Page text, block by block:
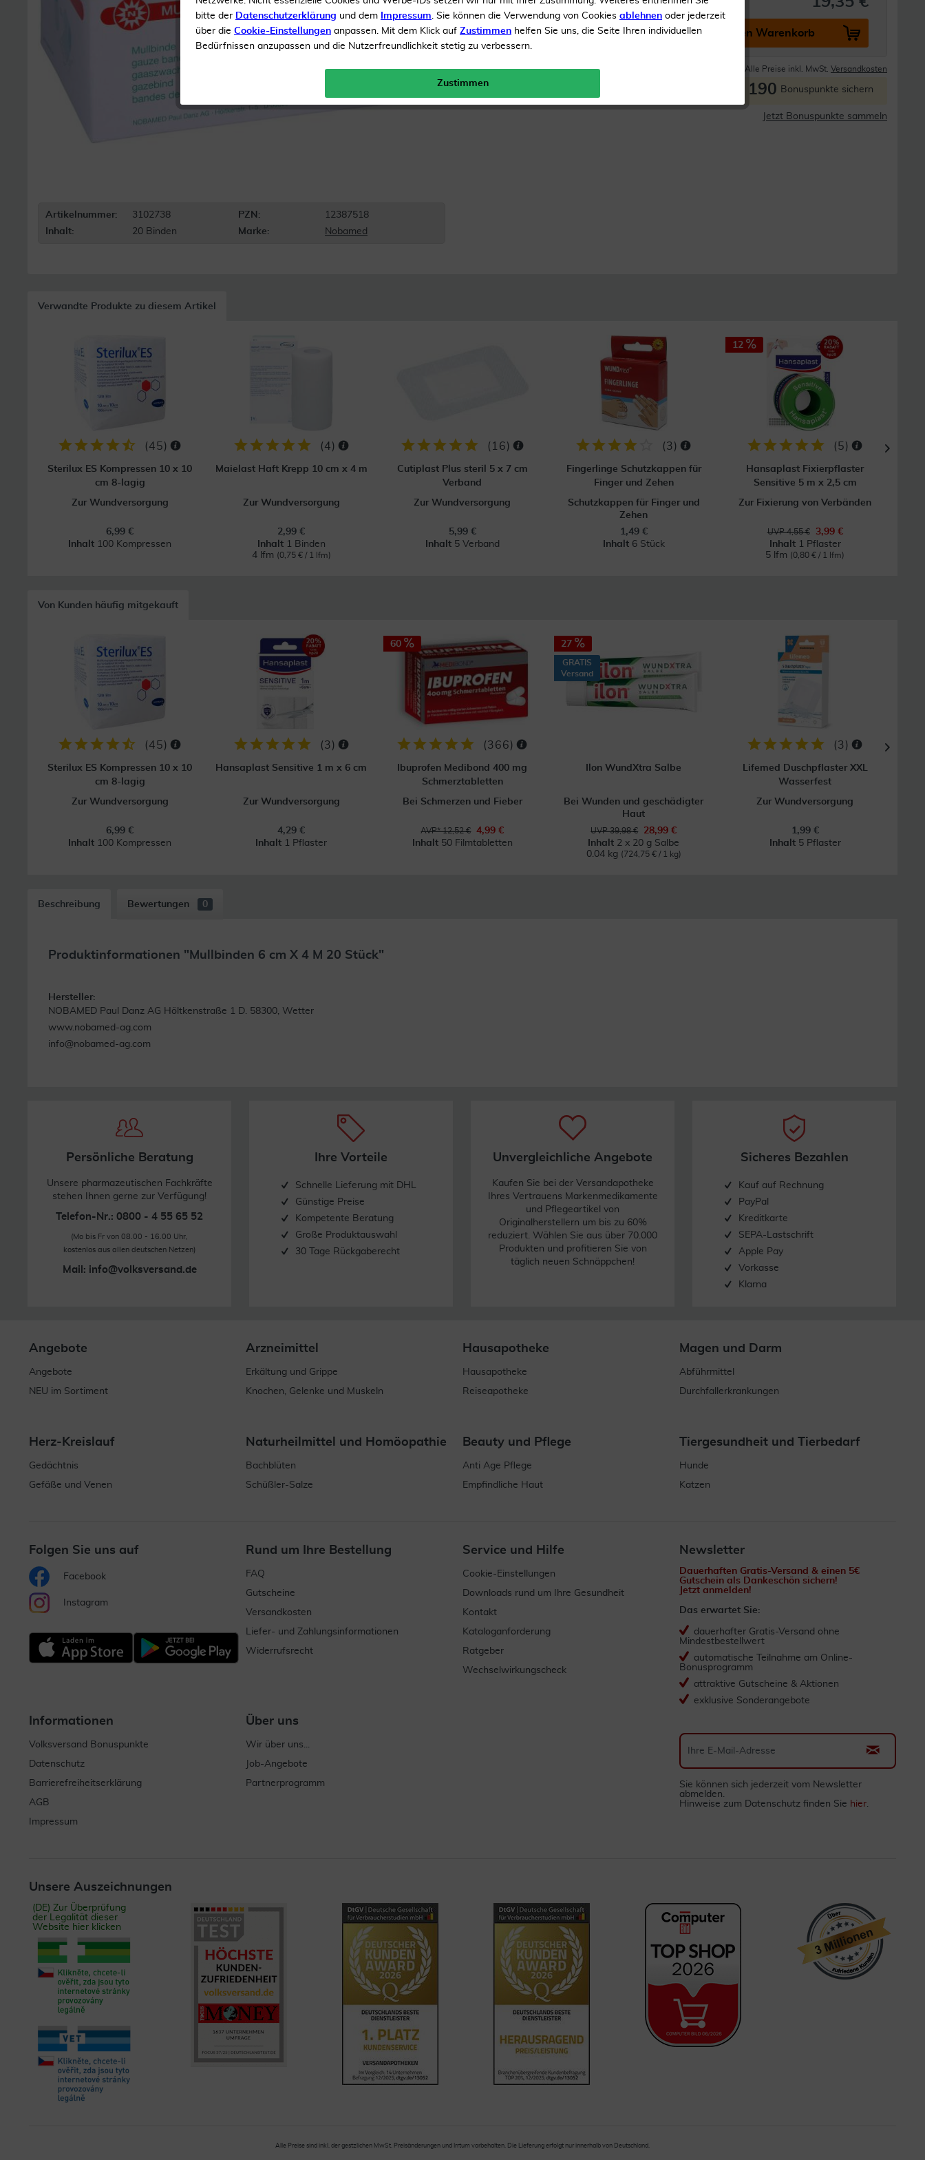
Artikelnummer: 3102738 PZN:
12387518
Inhalt:
20 Binden Marke: Nobamed
Inhalt20 Binden
Menge: In den Warenkorb
Versandkostenfrei Alle Preise inkl. MwSt. Versandkosten
190 Bonuspunkte sichern
Jetzt Bonuspunkte sammeln
Verwandte Produkte zu diesem Artikel
(45)
Sterilux ES Kompressen 10 x 10
cm 8-lagig
Zur Wundversorgung
6,99 €
Inhalt 100 Kompressen
(4)
Maielast Haft Krepp 10 cm x 4 m
Zur Wundversorgung
2,99 €
Inhalt 1 Binden
4 lfm (0,75 € / 1 lfm)
( 16)
Cutiplast Plus steril 5 x 7 cm
Verband
Zur Wundversorgung
5,99 €
Inhalt 5 Verband
(3)
Fingerlinge Schutzkappen für
Finger und Zehen
Schutzkappen für Finger und
Zehen
1,49 €
Inhalt 6 Stück
12
(5)
Hansaplast Fixierpflaster
Sensitive 5 m x 2,5 cm
Zur Fixierung von Verbänden
UVP 4,55 €
3,99 €
Inhalt 1 Pflaster
5 lfm (0,80 € / 1 lfm)
Von Kunden häufig mitgekauft
(45)
Sterilux ES Kompressen 10 x 10
cm 8-lagig
Zur Wundversorgung
6,99 €
Inhalt 100 Kompressen
(3)
Hansaplast Sensitive 1 m x 6 cm
Zur Wundversorgung
4,29 €
Inhalt 1 Pflaster
60
(366)
Ibuprofen Medibond 400 mg
Schmerztabletten
Bei Schmerzen und Fieber
AVP* 12,52 €
4,99 €
Inhalt 50 Filmtabletten
27
GRATIS
Versand
Ilon WundXtra Salbe
Bei Wunden und geschädigter
Haut
UVP 39,98 €
28,99 €
Inhalt 2 x 20 g Salbe
0.04 kg (724,75 € / 1 kg)
(3)
Lifemed Duschpflaster XXL
Wasserfest
Zur Wundversorgung
1,99 €
Inhalt 5 Pflaster
Beschreibung Bewertungen 0
Produktinformationen "Mullbinden 6 cm X 4 M 20 Stück"
Hersteller:
NOBAMED Paul Danz AG Höltkenstraße 1 D. 58300, Wetter
www.nobamed-ag.com
info@nobamed-ag.com
Persönliche Beratung
Unsere pharmazeutischen Fachkräfte
stehen Ihnen gerne zur Verfügung!
Telefon-Nr.: 0800 - 4 55 65 52
(Mo bis Fr von 08.00 - 16.00 Uhr,
kostenlos aus allen deutschen Netzen)
Mail: info@volksversand.de
Ihre Vorteile
Schnelle Lieferung mit DHL
Günstige Preise
Kompetente Beratung
Große Produktauswahl
30 Tage Rückgaberecht
Unvergleichliche Angebote
Kaufen Sie bei der Versandapotheke
Ihres Vertrauens Markenmedikamente
und Pflegeartikel von
Originalherstellern um bis zu 60%
reduziert. Wählen Sie aus über 70.000
Produkten und profitieren Sie von
täglich neuen Schnäppchen!
Sicheres Bezahlen
Kauf auf Rechnung
PayPal
Kreditkarte
SEPA-Lastschrift
Apple Pay
Vorkasse
Klarna
Angebote
Angebote
NEU im Sortiment
Arzneimittel
Erkältung und Grippe
Knochen, Gelenke und Muskeln
Hausapotheke
Hausapotheke
Reiseapotheke
Magen und Darm
Abführmittel
Durchfallerkrankungen
Herz-Kreislauf
Gedächtnis
Gefäße und Venen
Naturheilmittel und Homöopathie
Bachblüten
Schüßler-Salze
Beauty und Pflege
Anti Age Pflege
Empfindliche Haut
Tiergesundheit und Tierbedarf
Hunde
Katzen
Folgen Sie uns auf
Facebook
Instagram
Rund um Ihre Bestellung
FAQ
Gutscheine
Versandkosten
Liefer- und Zahlungsinformationen
Widerrufsrecht
Service und Hilfe
Cookie-Einstellungen
Downloads rund um Ihre Gesundheit
Kontakt
Kataloganforderung
Ratgeber
Wechselwirkungscheck
Informationen
Volksversand Bonuspunkte
Datenschutz
Barrierefreiheitserklärung
AGB
Impressum
Über uns
Wir über uns...
Job-Angebote
Partnerprogramm
Newsletter
Dauerhaften Gratis-Versand & einen 5€
Gutschein als Dankeschön sichern!
Jetzt anmelden!
Das erwartet Sie:
dauerhafter Gratis-Versand ohne
Mindestbestellwert
automatische Teilnahme am Online-
Bonusprogramm
attraktive Gutscheine & Aktionen
exklusive Sonderangebote
Sie können sich jederzeit vom Newsletter
abmelden.
Hinweise zum Datenschutz finden Sie hier.
Unsere Auszeichnungen
(DE) Zur Überprüfung
der Legalität dieser
Website hier klicken
Alle Preise sind inkl. der gestzlichen MwSt. Preisänderungen und Irrtum vorbehalten. Die Lieferung erfolgt nur innerhalb von Deutschland.
bitte der Datenschutzerklärung und dem Impressum. Sie können die Verwendung von Cookies ablehnen oder jederzeit
über die Cookie-Einstellungen anpassen. Mit dem Klick auf Zustimmen helfen Sie uns, die Seite Ihren individuellen
Bedürfnissen anzupassen und die Nutzerfreundlichkeit stetig zu verbessern.
Zustimmen